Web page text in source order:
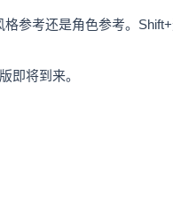
参考还是角色参考。
即将到来。